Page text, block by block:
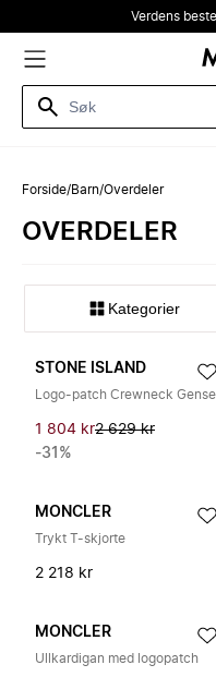
Verdens
Forside/Barn/Overdeler
OVERDELER
Kategorier
STONE ISLAND
Logo-patch Crewneck
1 804 kr2 629 kr
-31%
MONCLER
Trykt T-skjorte
2 218 kr
MONCLER
Ullkardigan med logopatch